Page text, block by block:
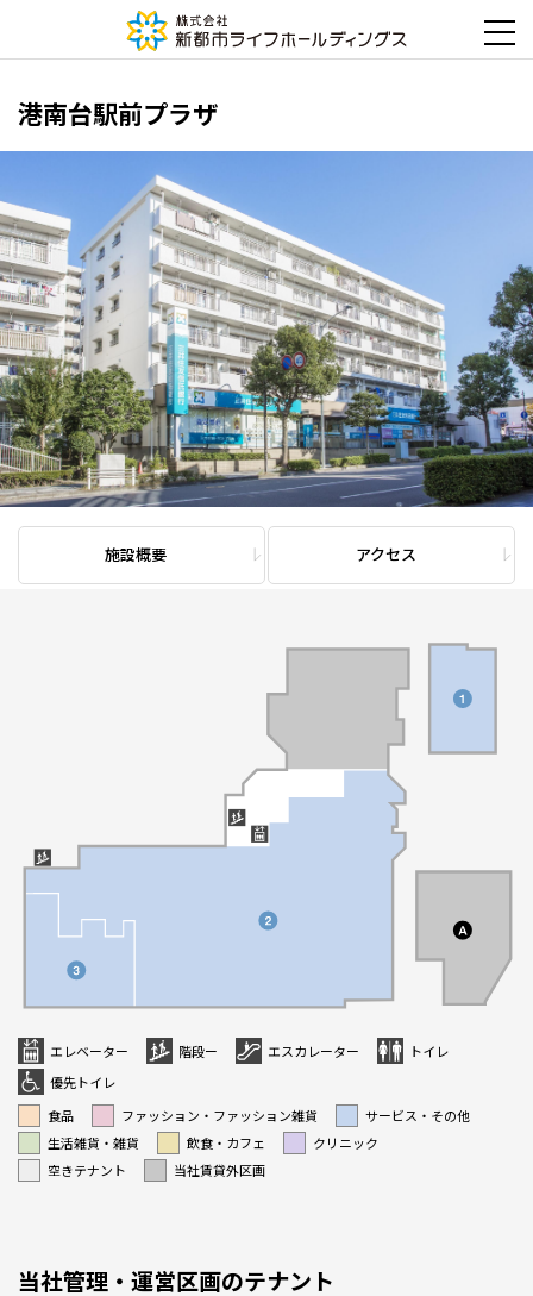
港南台駅前プラザ
施設概要 アクセス
エレベーター 階段ー エスカレーター
トイレ
優先トイレ
食品
ファッション・ファッション雑貨
サービス・その他
生活雑貨・雑貨
飲食・カフェ
クリニック
空きテナント
当社賃貸外区画
当社管理・運営区画のテナント